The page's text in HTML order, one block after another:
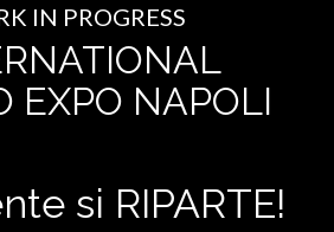
IN PROGRESS
EXPO NAPOLI
si RIPARTE!